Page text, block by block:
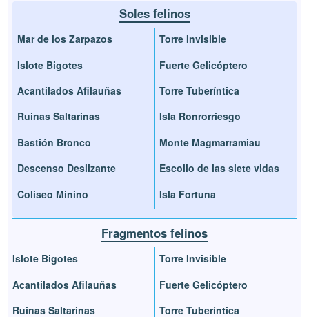
Soles felinos
Mar de los Zarpazos
Islote Bigotes
Acantilados Afilauñas
Ruinas Saltarinas
Bastión Bronco
Descenso Deslizante
Coliseo Minino
Torre Invisible
Fuerte Gelicóptero
Torre Tuberíntica
Isla Ronrorriesgo
Monte Magmarramiau
Escollo de las siete vidas
Isla Fortuna
Fragmentos felinos
Islote Bigotes
Acantilados Afilauñas
Ruinas Saltarinas
Torre Invisible
Fuerte Gelicóptero
Torre Tuberíntica